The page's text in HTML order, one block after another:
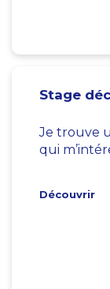
Stage
Je trouve
qui
Découvrir